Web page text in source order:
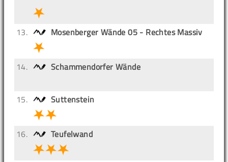
13. Mosenberger Wände 05 - Rechtes Massiv
14. Schammendorfer Wände
15. Suttenstein
16. Teufelwand